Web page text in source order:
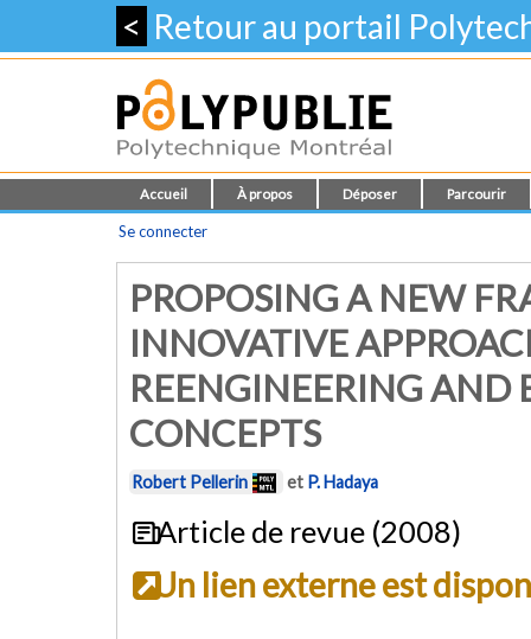
< Retour au portail
Accueil À propos Déposer Parcourir
Se connecter
PROPOSING A NEW
INNOVATIVE
REENGINEERING AND
CONCEPTS
Robert Pellerin et P. Hadaya
Article de revue (2008)
Un lien externe est